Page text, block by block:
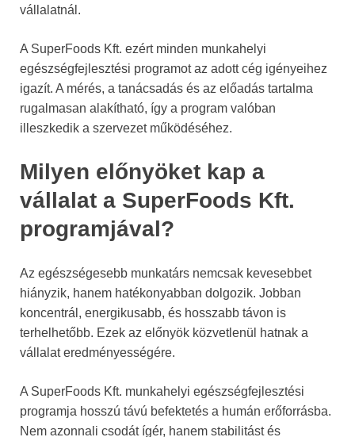
vállalatnál.
A SuperFoods Kft. ezért minden munkahelyi
egészségfejlesztési programot az adott cég igényeihez
igazít. A mérés, a tanácsadás és az előadás tartalma
rugalmasan alakítható, így a program valóban
illeszkedik a szervezet működéséhez.
Milyen előnyöket kap a
vállalat a SuperFoods Kft.
programjával?
Az egészségesebb munkatárs nemcsak kevesebbet
hiányzik, hanem hatékonyabban dolgozik. Jobban
koncentrál, energikusabb, és hosszabb távon is
terhelhetőbb. Ezek az előnyök közvetlenül hatnak a
vállalat eredményességére.
A SuperFoods Kft. munkahelyi egészségfejlesztési
programja hosszú távú befektetés a humán erőforrásba.
Nem azonnali csodát ígér, hanem stabilitást és